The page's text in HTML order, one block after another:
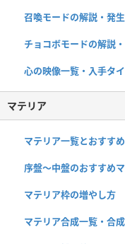
召喚モードの解説・発
チョコボモードの解説
心の映像一覧・入手タ
マテリア
マテリア一覧とおすす
序盤～中盤のおすすめ
マテリア枠の増やし方
マテリア合成一覧・合